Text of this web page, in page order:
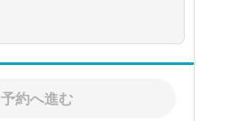
予約へ進む